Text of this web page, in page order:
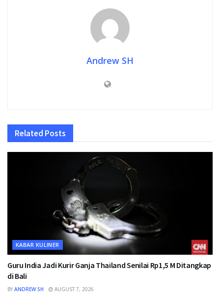
Andrew SH
Related Posts
KABAR KULINER
Guru India Jadi Kurir Ganja Thailand Senilai Rp1,5 M Ditangkap
di Bali
BY ANDREW SH AUGUST 7, 2026